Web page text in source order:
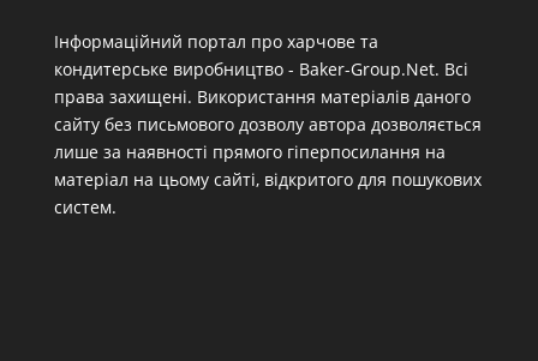
Інформаційний портал про харчове та
кондитерське виробництво - Baker-Group.Net. Всі
права захищені. Використання матеріалів даного
сайту без письмового дозволу автора дозволяється
лише за наявності прямого гіперпосилання на
матеріал на цьому сайті, відкритого для пошукових
систем.